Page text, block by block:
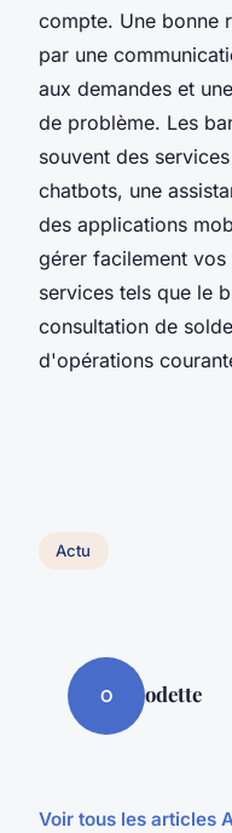
compte. Une bonne
par une
aux demandes et
de problème. Les
souvent des
chatbots, une
des applications
gérer facilement
services tels que le
consultation de
d'opérations
Actu
O odette
Voir tous les articles